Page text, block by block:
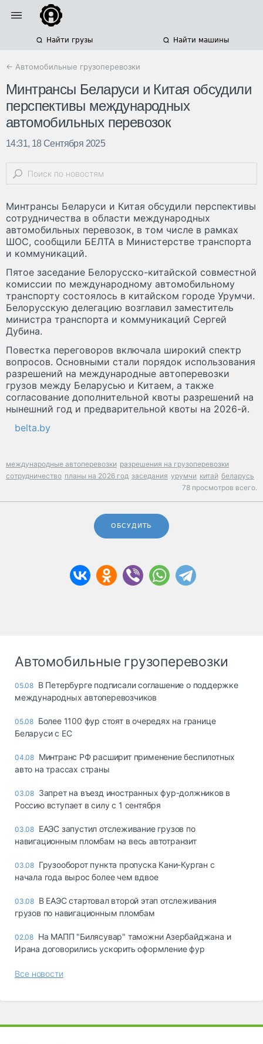
Найти грузы Найти машины
← Автомобильные грузоперевозки
Минтрансы Беларуси и Китая обсудили
перспективы международных
автомобильных перевозок
14:31, 18 Сентября 2025
Минтрансы Беларуси и Китая обсудили перспективы
сотрудничества в области международных
автомобильных перевозок, в том числе в рамках
ШОС, сообщили БЕЛТА в Министерстве транспорта
и коммуникаций.
Пятое заседание Белорусско-китайской совместной
комиссии по международному автомобильному
транспорту состоялось в китайском городе Урумчи.
Белорусскую делегацию возглавил заместитель
министра транспорта и коммуникаций Сергей
Дубина.
Повестка переговоров включала широкий спектр
вопросов. Основными стали порядок использования
разрешений на международные автоперевозки
грузов между Беларусью и Китаем, а также
согласование дополнительной квоты разрешений на
нынешний год и предварительной квоты на 2026-й.
belta.by
международные автоперевозки разрешения на грузоперевозки
сотрудничество планы на 2026 год заседания урумчи китай беларусь
78 просмотров всего.
ОБСУДИТЬ
Автомобильные грузоперевозки
05.08 В Петербурге подписали соглашение о поддержке
международных автоперевозчиков
05.08 Более 1100 фур стоят в очередях на границе
Беларуси с ЕС
04.08 Минтранс РФ расширит применение беспилотных
авто на трассах страны
03.08 Запрет на въезд иностранных фур-должников в
Россию вступает в силу с 1 сентября
03.08 ЕАЭС запустил отслеживание грузов по
навигационным пломбам на весь автотранзит
03.08 Грузооборот пункта пропуска Кани-Курган с
начала года вырос более чем вдвое
03.08 В ЕАЭС стартовал второй этап отслеживания
грузов по навигационным пломбам
02.08 На МАПП "Билясувар" таможни Азербайджана и
Ирана договорились ускорить оформление фур
Все новости